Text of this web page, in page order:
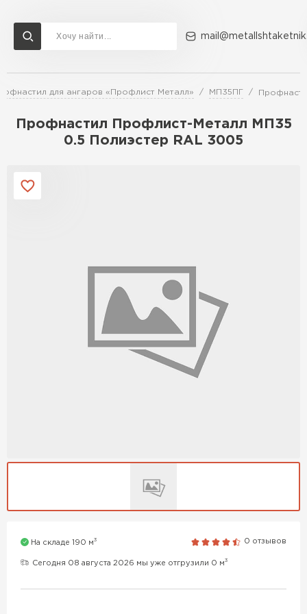
для ангаров «Профлист Металл» МП35ПГ
Профнастил Профлист-Металл МП35
0.5 Полиэстер RAL 3005
На складе 190 м3 0 отзывов
Сегодня 08 августа 2026 мы уже отгрузили 0 м3
Доставка и оплата Акции О компании Контакты
Перейти в каталог